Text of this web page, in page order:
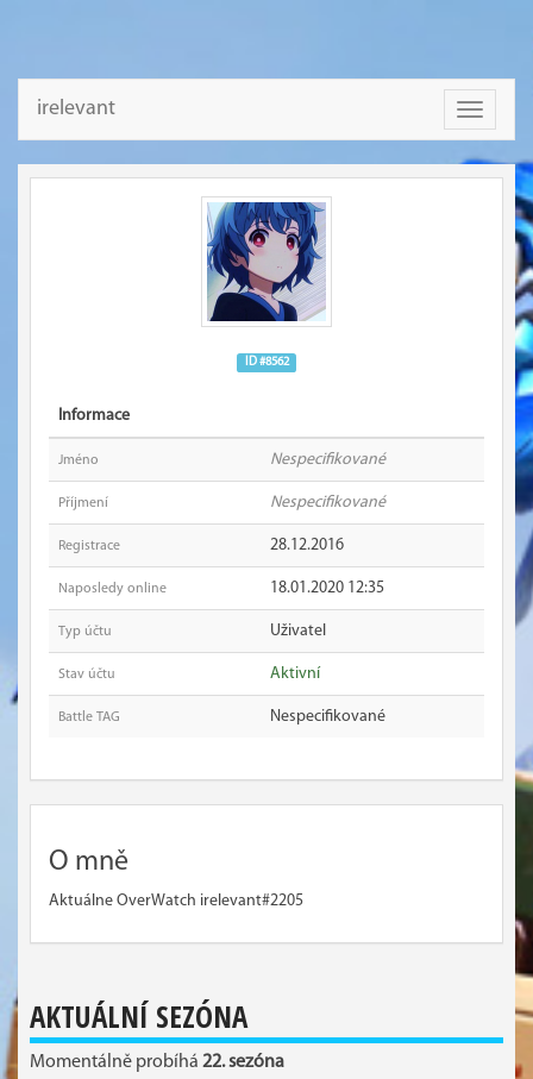
Toggle
irelevant
ID #8562
Informace
Jméno Nespecifikované
Příjmení Nespecifikované
Registrace 28.12.2016
Naposledy online 18.01.2020 12:35
Typ účtu Uživatel
Stav účtu Aktivní
Battle TAG Nespecifikované
O mně
Aktuálne OverWatch irelevant#2205
AKTUÁLNÍ SEZÓNA
Momentálně probíhá 22. sezóna